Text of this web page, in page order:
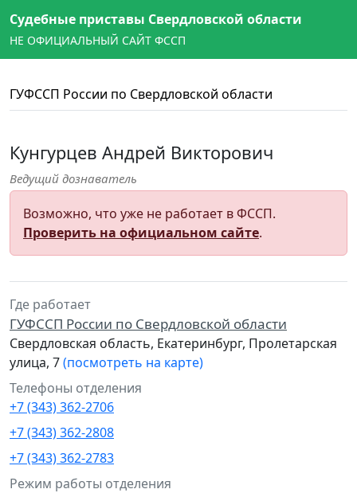
Судебные приставы Свердловской области
НЕ ОФИЦИАЛЬНЫЙ САЙТ ФССП
ГУФССП России по Свердловской области
Кунгурцев Андрей Викторович
Ведущий дознаватель
Возможно, что уже не работает в ФССП.
Проверить на официальном сайте.
Где работает
ГУФССП России по Свердловской области
Свердловская область, Екатеринбург, Пролетарская
улица, 7(посмотреть на карте)
Телефоны отделения
+7 (343) 362-2706
+7 (343) 362-2808
+7 (343) 362-2783
Режим работы отделения